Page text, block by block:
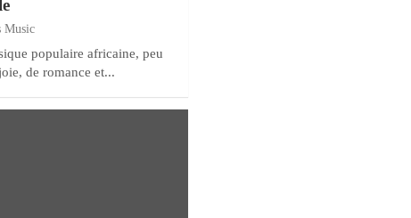
Music
populaire africaine, peu
de romance et...